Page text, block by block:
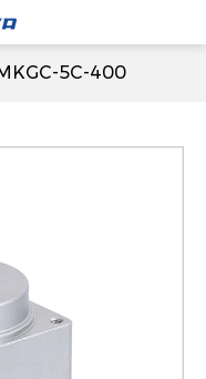
5C-400